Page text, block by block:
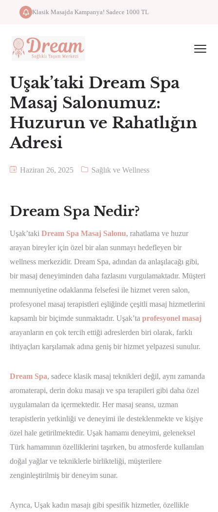
Klasik Masajda Kampanya! Sadece 1000 TL
Uşak’taki Dream Spa
Masaj Salonumuz:
Huzurun ve Rahatlığın
Adresi
Haziran 26, 2025 Sağlık ve Wellness
Dream Spa Nedir?
Uşak’taki Dream Spa Masaj Salonu, rahatlama ve huzur
arayan bireyler için özel bir alan sunmayı hedefleyen bir
wellness merkezidir. Dream Spa, adından da anlaşılacağı gibi,
bir masaj deneyiminden daha fazlasını vurgulamaktadır. Müşteri
memnuniyetine odaklanma felsefesi ile hizmet veren salon,
profesyonel masaj terapistleri eşliğinde çeşitli masaj hizmetlerini
kapsamlı bir biçimde sunmaktadır. Uşak’ta profesyonel masaj
arayanların en çok tercih ettiği adreslerden biri olarak, farklı
ihtiyaçları karşılamak adına geniş bir hizmet yelpazesi sunulur.
Dream Spa, sadece klasik masaj teknikleri değil, aynı zamanda
aromaterapi, derin doku masajı ve spa terapileri gibi daha özel
uygulamaları da içermektedir. Her masaj seansı, uzman
terapistlerin yetkinliği ve deneyimi ile desteklenmekte ve kişiye
özel hale getirilmektedir. Uşak hamamı deneyimi, geleneksel
Türk hamamının özelliklerini taşırken, bu atmosferde kullanılan
doğal yağlar ve tekniklerle birlikteliği, müşterilere
zenginleştirilmiş bir deneyim sunar.
Ayrıca, Uşak kadın masajı gibi spesifik hizmetler, özellikle